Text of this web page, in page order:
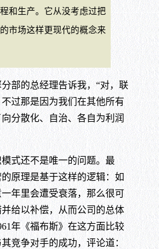
和生产。它从没考虑过把
市场这样更现代的概念来
的总经理告诉我，“对，联
过那是因为我们在其他所有
分散化、自治、各自为利润
还不是唯一的问题。最
原理是基于这样的逻辑：如
年里会遭受衰落，那么很可
给以补偿，从而公司的总体
年《福布斯》在这方面比较
竞争对手的成功，评论道：